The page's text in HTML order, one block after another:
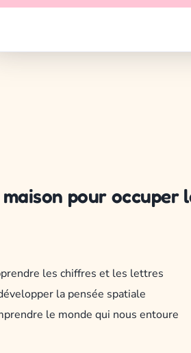
pour
les chiffres et les lettres
la pensée spatiale
le monde qui nous entoure